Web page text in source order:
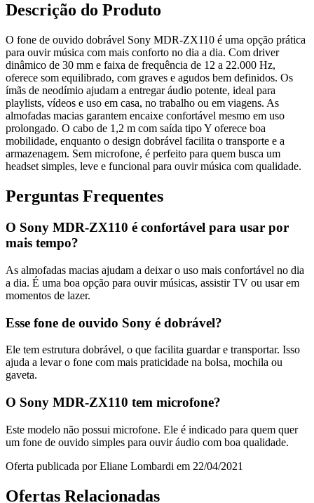
Descrição do Produto
O fone de ouvido dobrável Sony MDR-ZX110 é uma opção prática
para ouvir música com mais conforto no dia a dia. Com driver
dinâmico de 30 mm e faixa de frequência de 12 a 22.000 Hz,
oferece som equilibrado, com graves e agudos bem definidos. Os
ímãs de neodímio ajudam a entregar áudio potente, ideal para
playlists, vídeos e uso em casa, no trabalho ou em viagens. As
almofadas macias garantem encaixe confortável mesmo em uso
prolongado. O cabo de 1,2 m com saída tipo Y oferece boa
mobilidade, enquanto o design dobrável facilita o transporte e a
armazenagem. Sem microfone, é perfeito para quem busca um
headset simples, leve e funcional para ouvir música com qualidade.
Perguntas Frequentes
O Sony MDR-ZX110 é confortável para usar por
mais tempo?
As almofadas macias ajudam a deixar o uso mais confortável no dia
a dia. É uma boa opção para ouvir músicas, assistir TV ou usar em
momentos de lazer.
Esse fone de ouvido Sony é dobrável?
Ele tem estrutura dobrável, o que facilita guardar e transportar. Isso
ajuda a levar o fone com mais praticidade na bolsa, mochila ou
gaveta.
O Sony MDR-ZX110 tem microfone?
Este modelo não possui microfone. Ele é indicado para quem quer
um fone de ouvido simples para ouvir áudio com boa qualidade.
Oferta publicada por Eliane Lombardi em 22/04/2021
Ofertas Relacionadas